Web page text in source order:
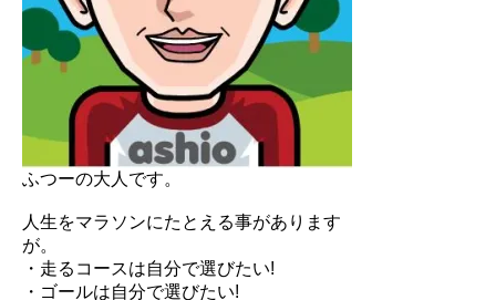
ふつーの大人です。
人生をマラソンにたとえる事があります
が。
・走るコースは自分で選びたい!
・ゴールは自分で選びたい!